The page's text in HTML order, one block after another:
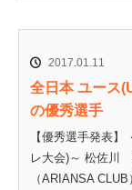
2017.01.11
全日本 ユース
の優秀選手
【優秀選手発表
レ大会)～ 松佐川
（ARIANSA